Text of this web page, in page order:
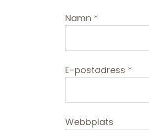
Namn *
E-postadress *
Webbplats